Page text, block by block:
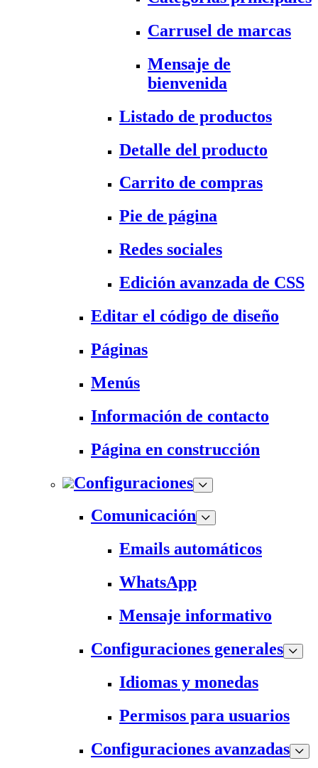
Carrusel de marcas
Mensaje de
bienvenida
Listado de productos
Detalle del producto
Carrito de compras
Pie de página
Redes sociales
Edición avanzada de CSS
Editar el código de diseño
Páginas
Menús
Información de contacto
Página en construcción
Configuraciones
Comunicación
Emails automáticos
WhatsApp
Mensaje informativo
Configuraciones generales
Idiomas y monedas
Permisos para usuarios
Configuraciones avanzadas